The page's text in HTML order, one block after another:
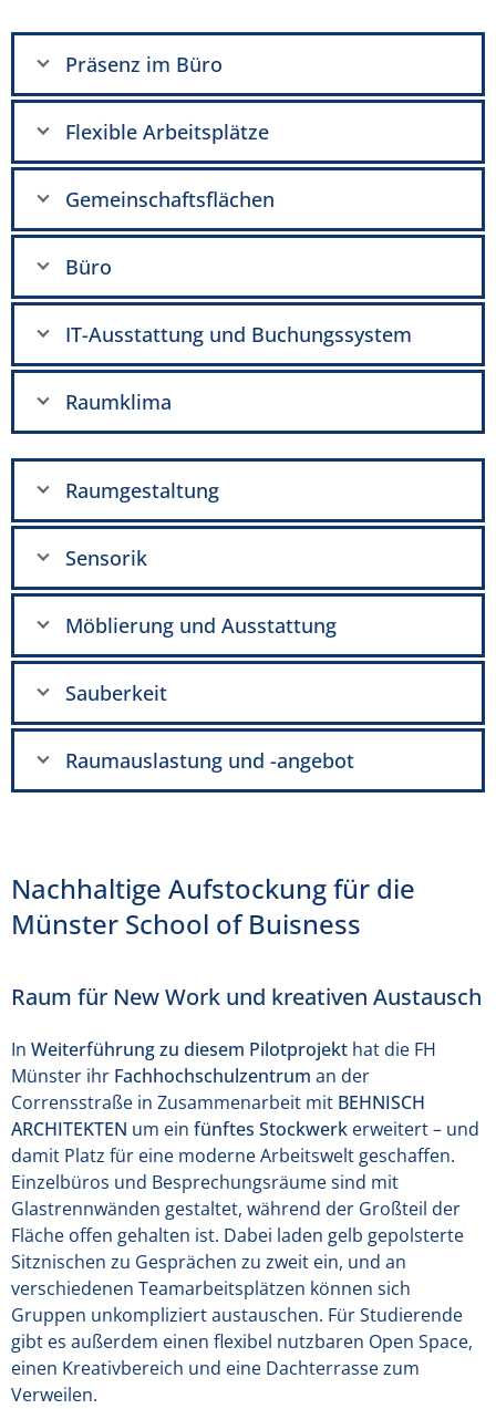
Präsenz im Büro
Flexible Arbeitsplätze
Gemeinschaftsflächen
Büro
IT-Ausstattung und Buchungssystem
Raumklima
Raumgestaltung
Sensorik
Möblierung und Ausstattung
Sauberkeit
Raumauslastung und -angebot
Nachhaltige Aufstockung für die
Münster School of Buisness
Raum für New Work und kreativen Austausch
In Weiterführung zu diesem Pilotprojekt hat die FH
Münster ihr Fachhochschulzentrum an der
Corrensstraße in Zusammenarbeit mit BEHNISCH
ARCHITEKTEN um ein fünftes Stockwerk erweitert – und
damit Platz für eine moderne Arbeitswelt geschaffen.
Einzelbüros und Besprechungsräume sind mit
Glastrennwänden gestaltet, während der Großteil der
Fläche offen gehalten ist. Dabei laden gelb gepolsterte
Sitznischen zu Gesprächen zu zweit ein, und an
verschiedenen Teamarbeitsplätzen können sich
Gruppen unkompliziert austauschen. Für Studierende
gibt es außerdem einen flexibel nutzbaren Open Space,
einen Kreativbereich und eine Dachterrasse zum
Verweilen.